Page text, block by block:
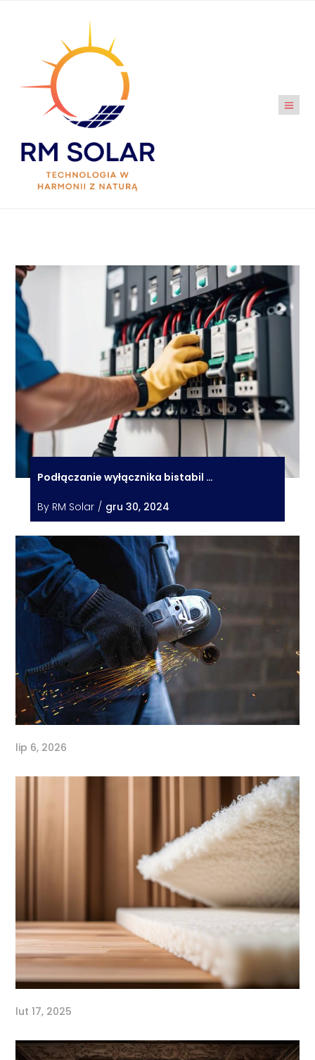
Podłączanie wyłącznika bistabil …
By RM Solar / gru 30, 2024
lip 6, 2026
lut 17, 2025